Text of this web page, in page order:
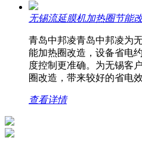
无锡流延膜机加热圈节能
青岛中邦凌青岛中邦凌为
能加热圈改造，设备省电
度控制更准确。为无锡客
圈改造，带来较好的省电效
查看详情